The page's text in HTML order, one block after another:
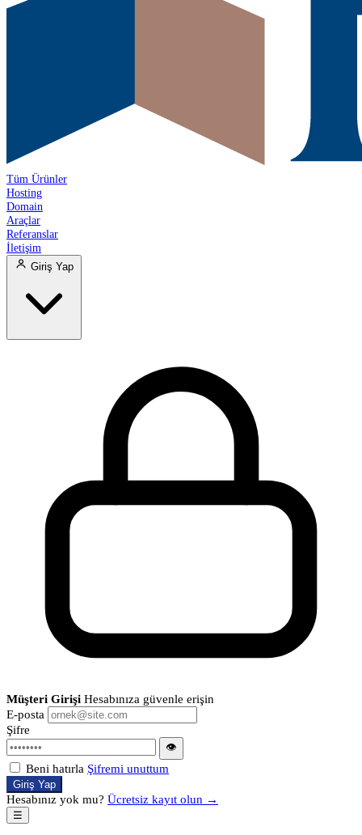
Tüm Ürünler
Hosting
Domain
Araçlar
Referanslar
İletişim
Giriş Yap
Müşteri Girişi Hesabınıza güvenle erişin
E-posta
Şifre
👁
Beni hatırla Şifremi unuttum
Giriş Yap
Hesabınız yok mu? Ücretsiz kayıt olun →
☰